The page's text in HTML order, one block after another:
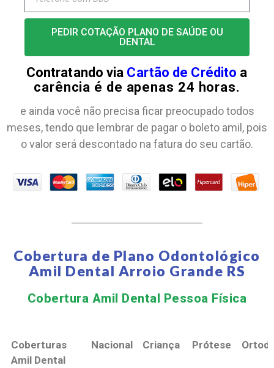
PEDIR COTAÇÃO PLANO DE SAÚDE OU
DENTAL
Contratando via Cartão de Crédito a
carência é de apenas 24 horas.
e ainda você não precisa ficar preocupado todos
meses, tendo que lembrar de pagar o boleto amil, pois
o valor será descontado na fatura do seu cartão.
Cobertura de Plano Odontológico
Amil Dental Arroio Grande RS
Cobertura Amil Dental Pessoa Física​
Coberturas
Amil Dental
Nacional Criança Prótese